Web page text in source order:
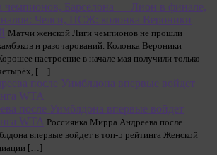
чемпионов, Барселона — Лион в финале,
Челси, ПСЖ: колонка Вероники
Матчи женской Лиги чемпионов не прошли
и разочарований. Колонка Вероники
настроение в начале мая получили только
[…]
после Уимблдона впервые войдет
WTA Россиянка Мирра Андреева после
впервые войдет в топ-5 рейтинга Женской
[…]